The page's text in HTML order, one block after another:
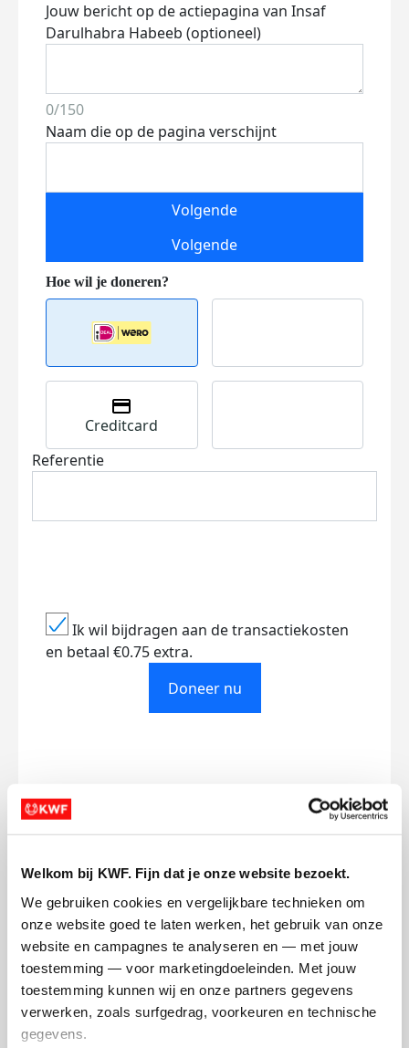
Welkom bij KWF. Fijn dat je onze website bezoekt.
We gebruiken cookies en vergelijkbare technieken om
onze website goed te laten werken, het gebruik van onze
website en campagnes te analyseren en — met jouw
toestemming — voor marketingdoeleinden. Met jouw
toestemming kunnen wij en onze partners gegevens
verwerken, zoals surfgedrag, voorkeuren en technische
gegevens.
Jouw bericht op de actiepagina van Insaf
Darulhabra Habeeb (optioneel)
0/150
Naam die op de pagina verschijnt
Volgende
Volgende
Creditcard
Referentie
Ik wil bijdragen aan de transactiekosten
en betaal €0.75 extra.
Doneer nu
Opgehaald
€0
Streefbedrag
€500
Doneer
Insaf's badges